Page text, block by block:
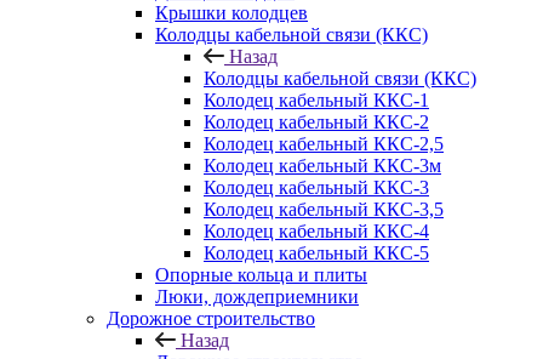
Крышки колодцев
Колодцы кабельной связи (ККС)
Назад
Колодцы кабельной связи (ККС)
Колодец кабельный ККС-1
Колодец кабельный ККС-2
Колодец кабельный ККС-2,5
Колодец кабельный ККС-3м
Колодец кабельный ККС-3
Колодец кабельный ККС-3,5
Колодец кабельный ККС-4
Колодец кабельный ККС-5
Опорные кольца и плиты
Люки, дождеприемники
Дорожное строительство
Назад